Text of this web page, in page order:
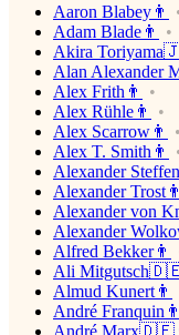
Aaron Blabey👨
Adam Blade👨
Akira
Alan Alexander
Alex Frith👨
Alex Rühle👨
Alex Scarrow👨
Alex T. Smith👨
Alexander
Alexander Trost👨
Alexander von
Alexander
Alfred Bekker👨
Ali
Almud Kunert👨
André Franquin👨
André